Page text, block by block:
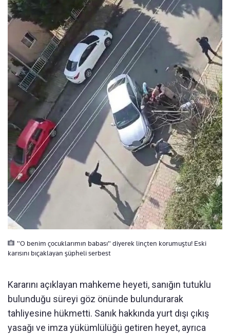
"O benim çocuklarımın babası" diyerek linçten korumuştu! Eski
karısını bıçaklayan şüpheli serbest
Kararını açıklayan mahkeme heyeti, sanığın tutuklu
bulunduğu süreyi göz önünde bulundurarak
tahliyesine hükmetti. Sanık hakkında yurt dışı çıkış
yasağı ve imza yükümlülüğü getiren heyet, ayrıca